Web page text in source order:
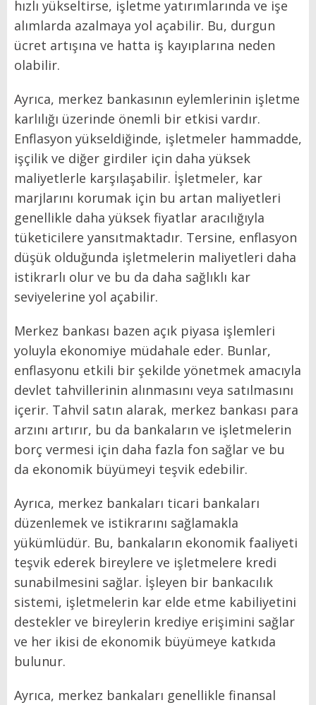
hızlı yükseltirse, işletme yatırımlarında ve işe
alımlarda azalmaya yol açabilir. Bu, durgun
ücret artışına ve hatta iş kayıplarına neden
olabilir.
Ayrıca, merkez bankasının eylemlerinin işletme
karlılığı üzerinde önemli bir etkisi vardır.
Enflasyon yükseldiğinde, işletmeler hammadde,
işçilik ve diğer girdiler için daha yüksek
maliyetlerle karşılaşabilir. İşletmeler, kar
marjlarını korumak için bu artan maliyetleri
genellikle daha yüksek fiyatlar aracılığıyla
tüketicilere yansıtmaktadır. Tersine, enflasyon
düşük olduğunda işletmelerin maliyetleri daha
istikrarlı olur ve bu da daha sağlıklı kar
seviyelerine yol açabilir.
Merkez bankası bazen açık piyasa işlemleri
yoluyla ekonomiye müdahale eder. Bunlar,
enflasyonu etkili bir şekilde yönetmek amacıyla
devlet tahvillerinin alınmasını veya satılmasını
içerir. Tahvil satın alarak, merkez bankası para
arzını artırır, bu da bankaların ve işletmelerin
borç vermesi için daha fazla fon sağlar ve bu
da ekonomik büyümeyi teşvik edebilir.
Ayrıca, merkez bankaları ticari bankaları
düzenlemek ve istikrarını sağlamakla
yükümlüdür. Bu, bankaların ekonomik faaliyeti
teşvik ederek bireylere ve işletmelere kredi
sunabilmesini sağlar. İşleyen bir bankacılık
sistemi, işletmelerin kar elde etme kabiliyetini
destekler ve bireylerin krediye erişimini sağlar
ve her ikisi de ekonomik büyümeye katkıda
bulunur.
Ayrıca, merkez bankaları genellikle finansal